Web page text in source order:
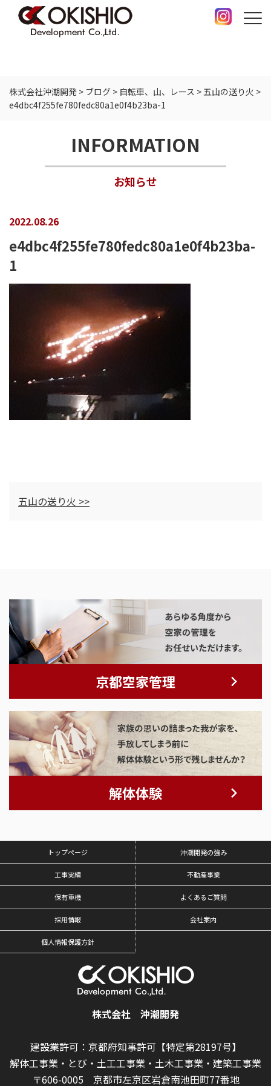
株式会社沖潮開発 > ブログ > 自転車、山、レース >五山の送り火 >
e4dbc4f255fe780fedc80a1e0f4b23ba-1
INFORMATION
お知らせ
2022.08.26
e4dbc4f255fe780fedc80a1e0f4b23ba-
1
五山の送り火 >>
京都空家管理
解体体験
トップページ 沖潮開発の強み
工事実績 不動産事業
保有重機 よくあるご質問
採用情報 会社案内
個人情報保護方針
株式会社 沖潮開発
建設業許可：京都府知事許可【特定第28197号】
解体工事業・とび・土工工事業・土木工事業・建築工事業
〒606-0005 京都市左京区岩倉南池田町77番地